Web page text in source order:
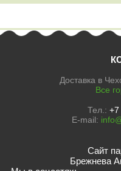
Доставка в
Все
Тел.: +7
E-mail:
Сайт
Брежнева